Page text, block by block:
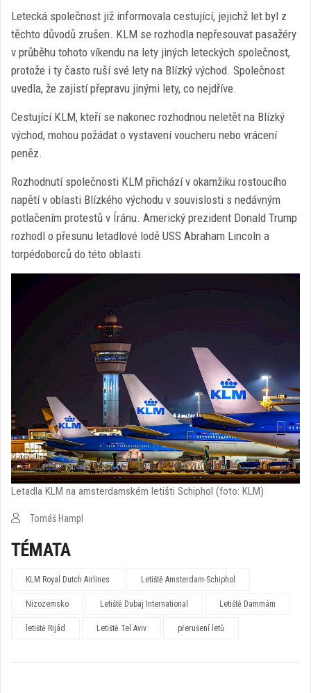
Letecká společnost již informovala cestující, jejichž let byl z
těchto důvodů zrušen. KLM se rozhodla nepřesouvat pasažéry
v průběhu tohoto víkendu na lety jiných leteckých společnost,
protože i ty často ruší své lety na Blízký východ. Společnost
uvedla, že zajistí přepravu jinými lety, co nejdříve.
Cestující KLM, kteří se nakonec rozhodnou neletět na Blízký
východ, mohou požádat o vystavení voucheru nebo vrácení
peněz.
Rozhodnutí společnosti KLM přichází v okamžiku rostoucího
napětí v oblasti Blízkého východu v souvislosti s nedávným
potlačením protestů v Íránu. Americký prezident Donald Trump
rozhodl o přesunu letadlové lodě USS Abraham Lincoln a
torpédoborců do této oblasti.
Letadla KLM na amsterdamském letišti Schiphol (foto: KLM)
Tomáš Hampl
TÉMATA
KLM Royal Dutch Airlines Letiště Amsterdam-Schiphol
Nizozemsko Letiště Dubaj International Letiště Dammám
letiště Rijád Letiště Tel Aviv přerušení letů